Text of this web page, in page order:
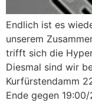
Endlich ist es
unserem
trifft sich die
Diesmal sind wir
Kurfürstendamm
Ende gegen